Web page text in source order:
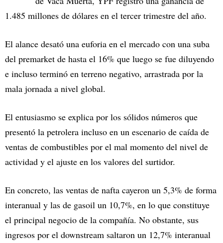
1.485 millones de dólares en el tercer trimestre del año.
El alance desató una euforia en el mercado con una suba
del premarket de hasta el 16% que luego se fue diluyendo
e incluso terminó en terreno negativo, arrastrada por la
mala jornada a nivel global.
El entusiasmo se explica por los sólidos números que
presentó la petrolera incluso en un escenario de caída de
ventas de combustibles por el mal momento del nivel de
actividad y el ajuste en los valores del surtidor.
En concreto, las ventas de nafta cayeron un 5,3% de forma
interanual y las de gasoil un 10,7%, en lo que constituye
el principal negocio de la compañía. No obstante, sus
ingresos por el downstream saltaron un 12,7% interanual